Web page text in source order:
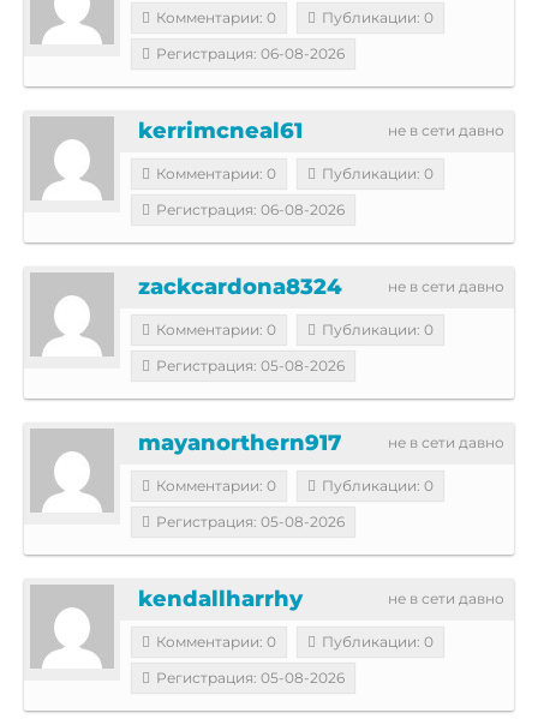
Комментарии: 0
Публикации: 0
Регистрация: 06-08-2026
не в сети давно
kerrimcneal61
Комментарии: 0
Публикации: 0
Регистрация: 06-08-2026
не в сети давно
zackcardona8324
Комментарии: 0
Публикации: 0
Регистрация: 05-08-2026
не в сети давно
mayanorthern917
Комментарии: 0
Публикации: 0
Регистрация: 05-08-2026
не в сети давно
kendallharrhy
Комментарии: 0
Публикации: 0
Регистрация: 05-08-2026